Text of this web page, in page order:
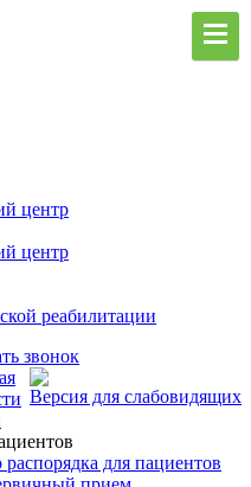
центр
центр
реабилитации
звонок
Версия для слабовидящих
для пациентов